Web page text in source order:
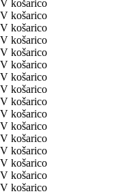
V košarico
V košarico
V košarico
V košarico
V košarico
V košarico
V košarico
V košarico
V košarico
V košarico
V košarico
V košarico
V košarico
V košarico
V košarico
V košarico